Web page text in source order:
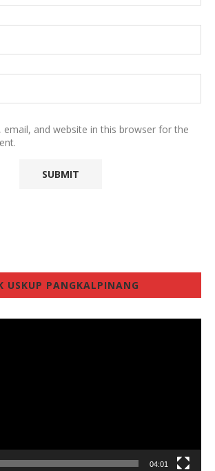
email, and website in this browser for the
USKUP PANGKALPINANG
04:01